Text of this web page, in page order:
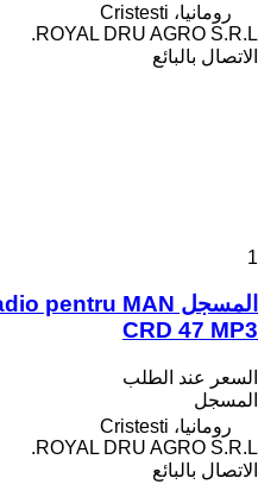
رومانيا، Cristesti
ROYAL DRU AGRO S.R.L.
الاتصال بالبائع
1
CRD 47 MP3
السعر عند الطلب
المسجل
رومانيا، Cristesti
ROYAL DRU AGRO S.R.L.
الاتصال بالبائع